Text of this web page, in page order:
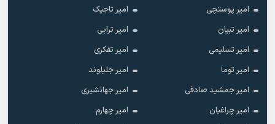
امیر پوستچی
امیر تاجیک
امیر تبیان
امیر ترابی
امیر تسلیمی
امیر تفکری
امیر توما
امیر جلیلوند
امیر جمشید صادقی
امیر جهانشیری
امیر چراغیان
امیر چهارم